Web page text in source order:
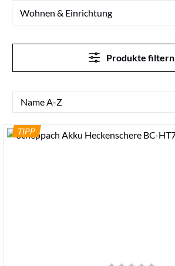
Wohnen & Einrichtung
Produkte filtern
TIPP